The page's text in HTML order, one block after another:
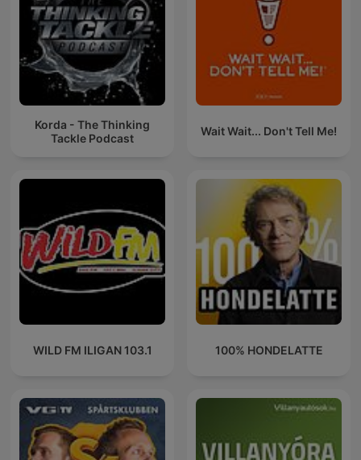
Korda - The Thinking
Tackle Podcast
Wait Wait... Don't Tell Me!
WILD FM ILIGAN 103.1 100% HONDELATTE